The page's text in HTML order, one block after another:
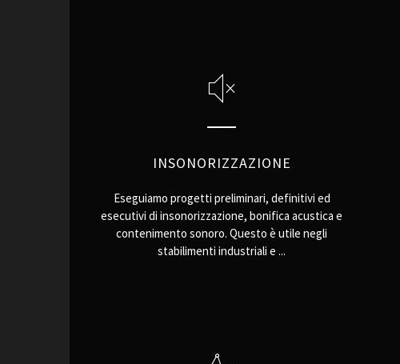
INSONORIZZAZIONE
Eseguiamo progetti preliminari, definitivi ed
esecutivi di insonorizzazione, bonifica acustica e
contenimento sonoro. Questo è utile negli
stabilimenti industriali e ...